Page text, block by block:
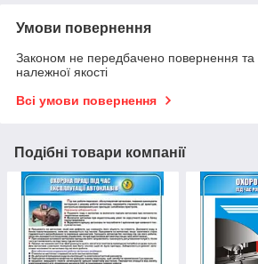
Умови повернення
Законом не передбачено повернення та
належної якості
Всі умови повернення
Подібні товари компанії